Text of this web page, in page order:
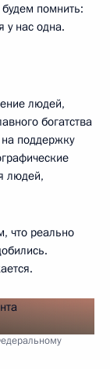
помнить:
у нас одна.
людей,
богатства
поддержку
людей,
что реально